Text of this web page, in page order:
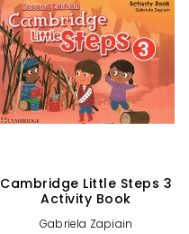
Cambridge Little Steps 3
Activity Book
Gabriela Zapiain